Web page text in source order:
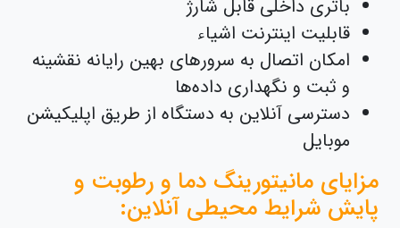
باتری داخلی قابل شارژ
قابلیت اینترنت اشیاء
امکان اتصال به سرورهای بهین رایانه نقشینه
و ثبت و نگهداری داده‌ها
دسترسی آنلاین به دستگاه از طریق اپلیکیشن
موبایل
مزایای مانیتورینگ دما و رطوبت و
پایش شرایط محیطی آنلاین: